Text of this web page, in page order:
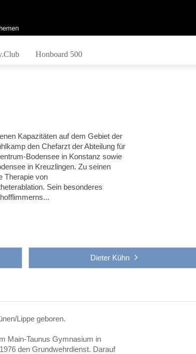
Honboard 500
Kapazitäten auf dem Gebiet der
den Chefarzt der Abteilung für
Bodensee in Konstanz sowie
in Kreuzlingen. Zu seinen
Therapie von
Sein besonderes
Dieter Kühn
Lippe geboren.
Main-Taunus Gymnasium in
den Grundwehrdienst. Darauf